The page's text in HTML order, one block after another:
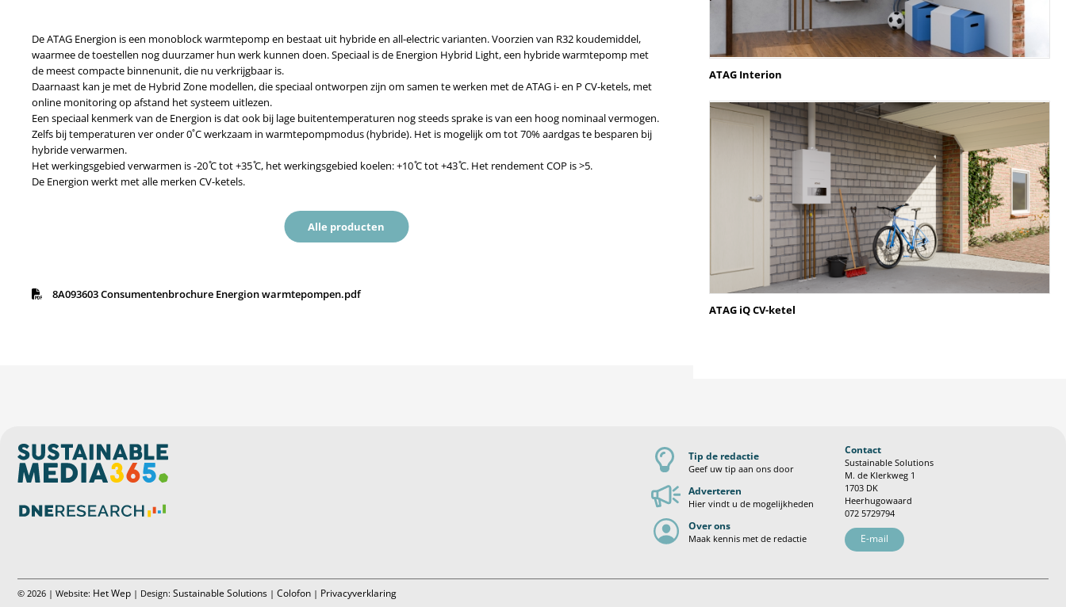
ATAG Interion
ATAG iQ CV-ketel
De ATAG Energion is een monoblock warmtepomp en bestaat uit hybride en all-electric varianten. Voorzien van R32 koudemiddel,
waarmee de toestellen nog duurzamer hun werk kunnen doen. Speciaal is de Energion Hybrid Light, een hybride warmtepomp met
de meest compacte binnenunit, die nu verkrijgbaar is.
Daarnaast kan je met de Hybrid Zone modellen, die speciaal ontworpen zijn om samen te werken met de ATAG i- en P CV-ketels, met
online monitoring op afstand het systeem uitlezen.
Een speciaal kenmerk van de Energion is dat ook bij lage buitentemperaturen nog steeds sprake is van een hoog nominaal vermogen.
Zelfs bij temperaturen ver onder 0˚C werkzaam in warmtepompmodus (hybride). Het is mogelijk om tot 70% aardgas te besparen bij
hybride verwarmen.
Het werkingsgebied verwarmen is -20 ̊C tot +35 ̊C, het werkingsgebied koelen: +10 ̊C tot +43 ̊C. Het rendement COP is >5.
De Energion werkt met alle merken CV-ketels.
Alle producten
8A093603 Consumentenbrochure Energion warmtepompen.pdf
Tip de redactie
Geef uw tip aan ons door
Adverteren
Hier vindt u de mogelijkheden
Over ons
Maak kennis met de redactie
Contact
Sustainable Solutions
M. de Klerkweg 1
1703 DK
Heerhugowaard
072 5729794
E-mail
© 2026 | Website: Het Wep | Design:Sustainable Solutions |Colofon | Privacyverklaring